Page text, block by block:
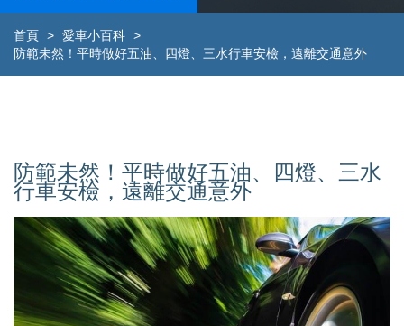
首頁 > 愛車小百科 >
防範未然！平時做好五油、四燈、三水行車安檢，遠離交通意外
防範未然！平時做好五油、四燈、三水
行車安檢，遠離交通意外